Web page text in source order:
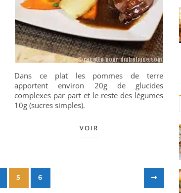
Dans ce plat les pommes de terre
apportent environ 20g de glucides
complexes par part et le reste des légumes
10g (sucres simples).
VOIR
5 6